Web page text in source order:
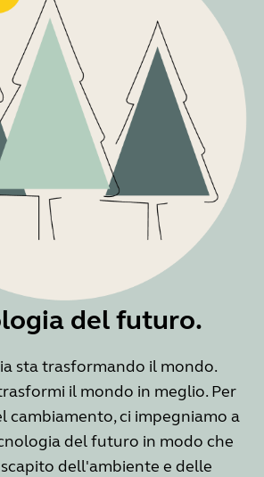
del futuro.
sta trasformando il mondo.
il mondo in meglio. Per
cambiamento, ci impegniamo a
del futuro in modo che
dell'ambiente e delle